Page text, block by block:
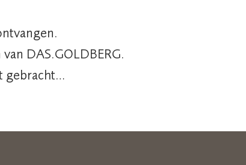
DAS.GOLDBERG.
gebracht…